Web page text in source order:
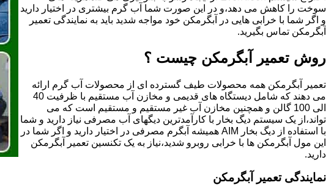
سوخت را کاهش می دهد،و در این صورت شما آب گرم بیشتری در اختیار دارید
و اگر شما با خرابی هایی در آبگرمکن خود مواجه شدید باید به نمایندگی تعمیر
آبگرمکن تماس بگیرید.
روش تعمیر آبگرمکن چیست ؟
تعمیر آبگرمکن همه محصولات طیف گسترده ای از محصولات آب گرم ارائه
می دهند که شامل دیستگاه های قدیمی و مخازن آب مستقیم با ظرفیت 40
الی 100 گالن و همچنین مخازن آب غیر مستقیم و مستقیم است که می
تواند،از یک سیستم دیگ بخار با کارآمدترین دیگهای آب مصرفی نیاز دارید و شما
با استفاده از دیگ بخار AIM همیشه آبگرم مصرفی در اختیار دارید و اگر شما در
این مول آبگرمکن ها با خرابی روبرو شدید،نیاز به یک تکنسین تعمیر آبگرمکن
دارید.
نمایندگی تعمیر آبگرمکن